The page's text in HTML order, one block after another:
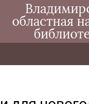
областная